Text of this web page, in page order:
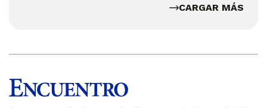
CARGAR MÁS